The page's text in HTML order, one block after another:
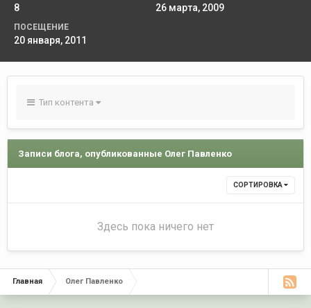
8 26 марта, 2009
ПОСЕЩЕНИЕ
20 января, 2011
Тип контента
Записи блога, опубликованные Олег Павленко
СОРТИРОВКА
Здесь пока ничего нет
Главная Олег Павленко